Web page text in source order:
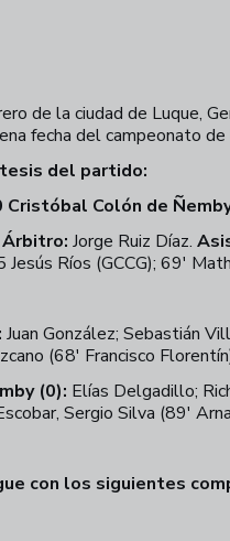
de la ciudad de Luque,
fecha del campeonato
del partido:
Cristóbal Colón de
Árbitro: Jorge Ruiz Díaz.
Jesús Ríos (GCCG); 69'
Juan González; Sebastián
(68' Francisco
(0): Elías Delgadillo;
Sergio Silva (89'
con los siguientes